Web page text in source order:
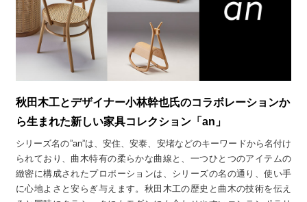
秋田木工とデザイナー小林幹也氏のコラボレーションか
ら生まれた新しい家具コレクション「an」
シリーズ名の”an”は、安住、安泰、安堵などのキーワードから名付け
られており、曲木特有の柔らかな曲線と、一つひとつのアイテムの
緻密に構成されたプロポーションは、シリーズの名の通り、使い手
に心地よさと安らぎ与えます。秋田木工の歴史と曲木の技術を伝え